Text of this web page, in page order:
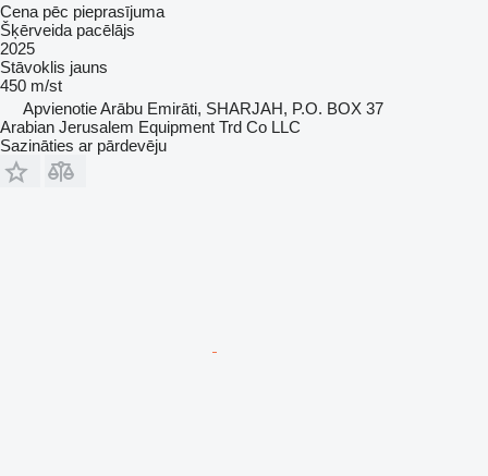
Cena pēc pieprasījuma
Šķērveida pacēlājs
2025
Stāvoklis jauns
450 m/st
Apvienotie Arābu Emirāti, SHARJAH, P.O. BOX 37
Arabian Jerusalem Equipment Trd Co LLC
Sazināties ar pārdevēju